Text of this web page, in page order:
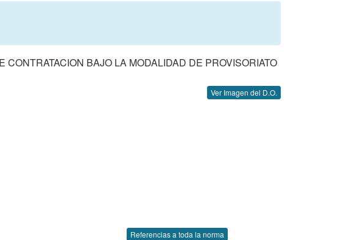
BAJO LA MODALIDAD DE PROVISORIATO
Ver Imagen del D.O.
Referencias a toda la norma